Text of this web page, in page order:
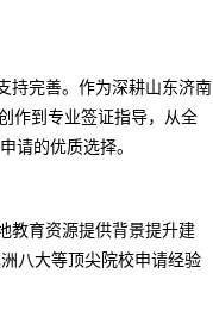
持完善。作为深耕山东济南
作到专业签证指导，从全
请的优质选择。
教育资源提供背景提升建
八大等顶尖院校申请经验